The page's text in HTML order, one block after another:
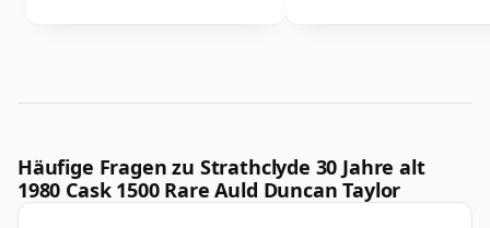
Häufige Fragen zu Strathclyde 30 Jahre alt
1980 Cask 1500 Rare Auld Duncan Taylor